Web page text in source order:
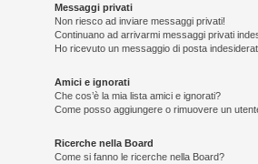
Messaggi privati
Non riesco ad inviare messaggi privati!
Continuano ad arrivarmi messaggi privati
Ho ricevuto un messaggio di posta
Amici e ignorati
Che cos’è la mia lista amici e ignorati?
Come posso aggiungere o rimuovere un
Ricerche nella Board
Come si fanno le ricerche nella Board?